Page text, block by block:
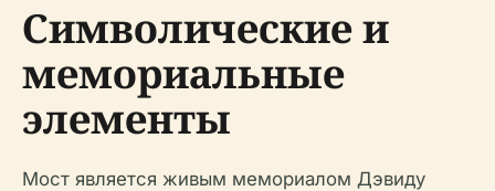
Символические и
мемориальные
элементы
Мост является живым мемориалом Дэвиду